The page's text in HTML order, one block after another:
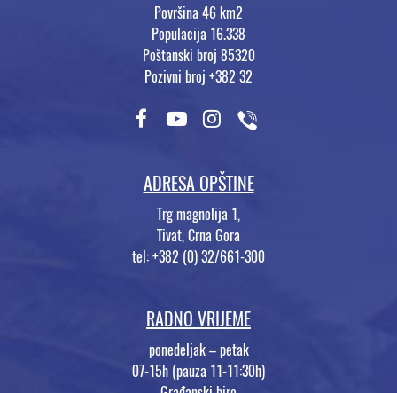
Površina 46 km2
Populacija 16.338
Poštanski broj 85320
Pozivni broj +382 32
ADRESA OPŠTINE
Trg magnolija 1,
Tivat, Crna Gora
tel: +382 (0) 32/661-300
RADNO VRIJEME
ponedeljak – petak
07-15h (pauza 11-11:30h)